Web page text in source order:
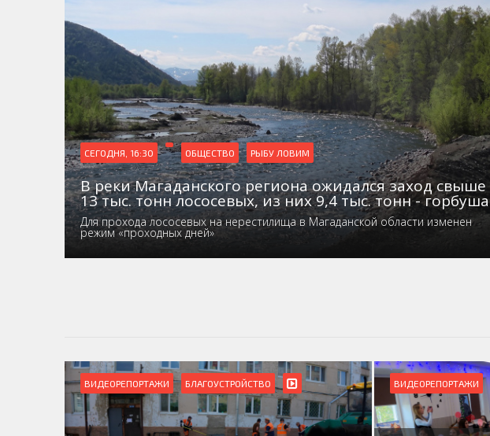
СЕГОДНЯ, 16:30 ОБЩЕСТВО РЫБУ ЛОВИМ
В реки Магаданского региона ожидался заход свыше
13 тыс. тонн лососевых, из них 9,4 тыс. тонн - горбуша
Для прохода лососевых на нерестилища в Магаданской области изменен
режим «проходных дней»
ВИДЕОРЕПОРТАЖИ БЛАГОУСТРОЙСТВО